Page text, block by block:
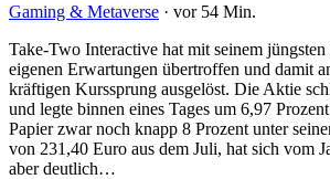
Gaming & Metaverse · vor 54 Min.
Take-Two Interactive hat mit seinem
eigenen Erwartungen übertroffen und damit
kräftigen Kurssprung ausgelöst. Die Aktie
und legte binnen eines Tages um 6,97
Papier zwar noch knapp 8 Prozent unter
von 231,40 Euro aus dem Juli, hat sich vom
aber deutlich…